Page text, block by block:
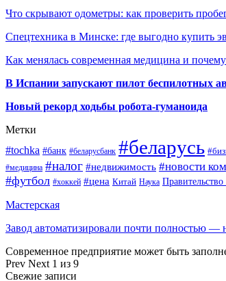
Что скрывают одометры: как проверить
Спецтехника в Минске: где выгодно купить
Как менялась современная медицина и
В Испании запускают пилот беспилотных
Новый рекорд ходьбы робота-гуманоида
Метки
#tochka #банк #беларусбанк #беларусь
#медицина #налог #недвижимость #новости
#футбол #хоккей #цена Китай Наука
Мастерская
Завод автоматизировали почти полностью
Современное предприятие может быть
Prev Next 1 из 9
Свежие записи